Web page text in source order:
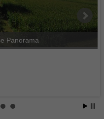
Panorama